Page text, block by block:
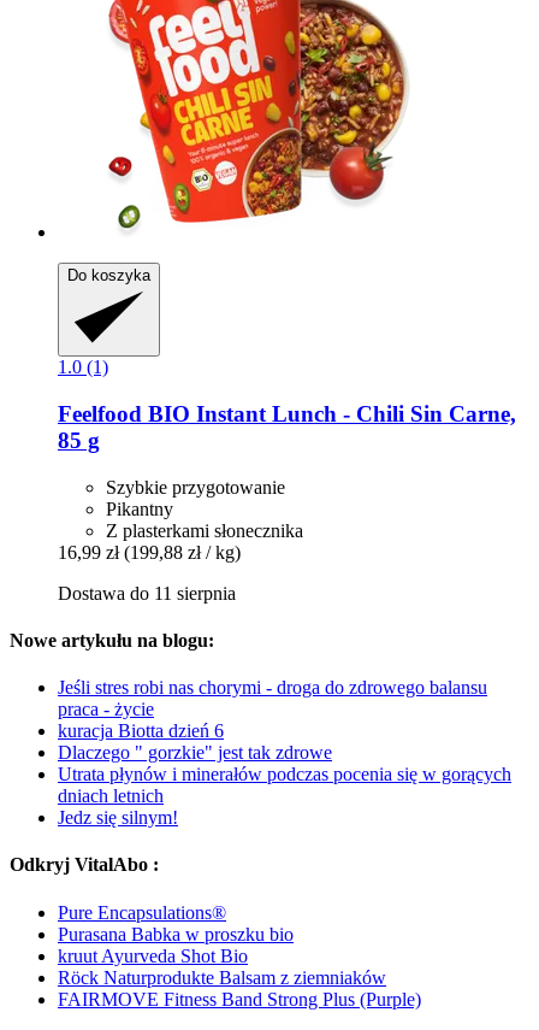
Do koszyka
1.0 (1)
Feelfood BIO Instant Lunch -​ Chili Sin Carne,
85 g
Szybkie przygotowanie
Pikantny
Z plasterkami słonecznika
16,99 zł (199,88 zł / kg)
Dostawa do 11 sierpnia
Nowe artykułu na blogu:
Jeśli stres robi nas chorymi - droga do zdrowego balansu
praca - życie
kuracja Biotta dzień 6
Dlaczego " gorzkie" jest tak zdrowe
Utrata płynów i minerałów podczas pocenia się w gorących
dniach letnich
Jedz się silnym!
Odkryj VitalAbo :
Pure Encapsulations®
Purasana Babka w proszku bio
kruut Ayurveda Shot Bio
Röck Naturprodukte Balsam z ziemniaków
FAIRMOVE Fitness Band Strong Plus (Purple)